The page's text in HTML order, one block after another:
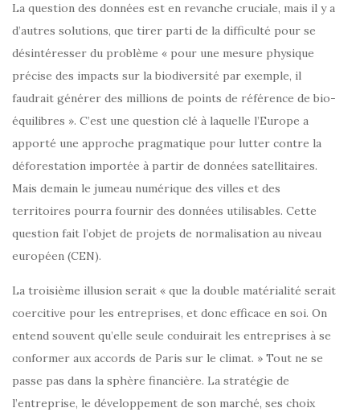
La question des données est en revanche cruciale, mais il y a
d’autres solutions, que tirer parti de la difficulté pour se
désintéresser du problème « pour une mesure physique
précise des impacts sur la biodiversité par exemple, il
faudrait générer des millions de points de référence de bio-
équilibres ». C’est une question clé à laquelle l’Europe a
apporté une approche pragmatique pour lutter contre la
déforestation importée à partir de données satellitaires.
Mais demain le jumeau numérique des villes et des
territoires pourra fournir des données utilisables. Cette
question fait l’objet de projets de normalisation au niveau
européen (CEN).
La troisième illusion serait « que la double matérialité serait
coercitive pour les entreprises, et donc efficace en soi. On
entend souvent qu’elle seule conduirait les entreprises à se
conformer aux accords de Paris sur le climat. » Tout ne se
passe pas dans la sphère financière. La stratégie de
l’entreprise, le développement de son marché, ses choix